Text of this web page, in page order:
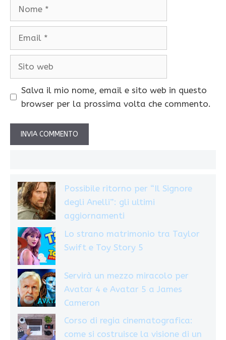
Salva il mio nome, email e sito web in questo
browser per la prossima volta che commento.
Possibile ritorno per “Il Signore
degli Anelli”: gli ultimi
aggiornamenti
Lo strano matrimonio tra Taylor
Swift e Toy Story 5
Servirà un mezzo miracolo per
Avatar 4 e Avatar 5 a James
Cameron
Corso di regia cinematografica:
come si costruisce la visione di un